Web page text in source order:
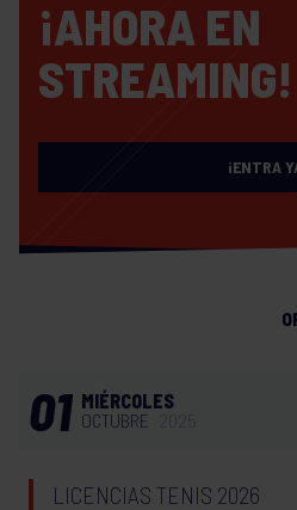
¡AHORA EN
STREAMING!
¡ENTRA
01 MIÉRCOLES
OCTUBRE
LICENCIAS TENIS 2026